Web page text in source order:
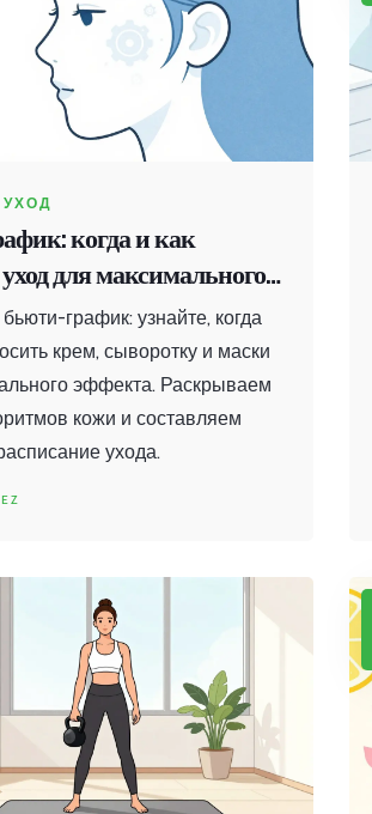
когда и как
для максимального
график: узнайте, когда
крем, сыворотку и маски
эффекта. Раскрываем
кожи и составляем
ухода.